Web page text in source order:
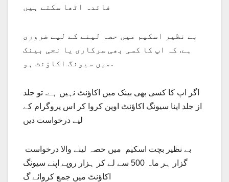
فائدہ اٹھا سکتے ہیں
بے نظیر اسکیم میں حصہ لینے کے لیے ضروری
ہے. کہ اپ کا کسی بھی سرکاری یا نجی بینک
میں سیونگ اکاؤنٹ ہو.
اگر اپ کا کسی بھی بینک میں اکاؤنٹ نہیں ہے. تو جلد
از جلد اپنا سیونگ اکاؤنٹ اوپن کروا کر اس پروگرام کے
لیے درخواست دیں
گزار ہر ماہ 500 سے لے کر ہزار روپے اپنے سیونگ
اکاؤنٹ میں جمع کروائے گ